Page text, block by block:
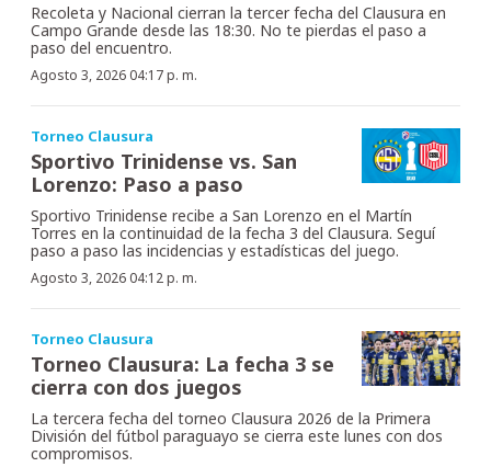
Recoleta y Nacional cierran la tercer fecha del Clausura en
Campo Grande desde las 18:30. No te pierdas el paso a
paso del encuentro.
Agosto 3, 2026 04:17 p. m.
Torneo Clausura
Sportivo Trinidense vs. San
Lorenzo: Paso a paso
Sportivo Trinidense recibe a San Lorenzo en el Martín
Torres en la continuidad de la fecha 3 del Clausura. Seguí
paso a paso las incidencias y estadísticas del juego.
Agosto 3, 2026 04:12 p. m.
Torneo Clausura
Torneo Clausura: La fecha 3 se
cierra con dos juegos
La tercera fecha del torneo Clausura 2026 de la Primera
División del fútbol paraguayo se cierra este lunes con dos
compromisos.